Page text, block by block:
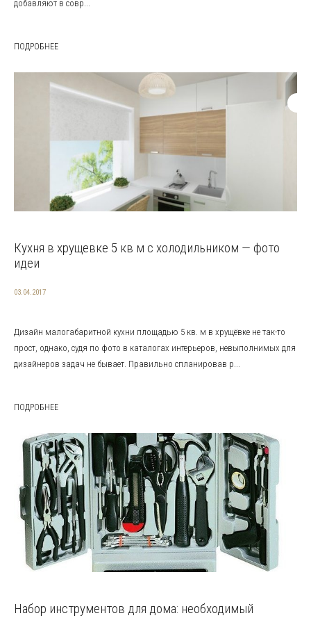
добавляют в совр...
ПОДРОБНЕЕ
Кухня в хрущевке 5 кв м с холодильником — фото
идеи
03.04.2017
Дизайн малогабаритной кухни площадью 5 кв. м в хрущёвке не так-то
прост, однако, судя по фото в каталогах интерьеров, невыполнимых для
дизайнеров задач не бывает. Правильно спланировав р...
ПОДРОБНЕЕ
Набор инструментов для дома: необходимый